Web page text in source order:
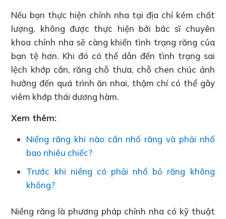
Nếu bạn thực hiện chỉnh nha tại địa chỉ kém chất
lượng, không được thực hiện bởi bác sĩ chuyên
khoa chỉnh nha sẽ càng khiến tình trạng răng của
bạn tệ hơn. Khi đó có thể dẫn đến tình trạng sai
lệch khớp cắn, răng chỗ thưa, chỗ chen chúc ảnh
hưởng đến quá trình ăn nhai, thậm chí có thể gây
viêm khớp thái dương hàm.
Xem thêm:
Niềng răng khi nào cần nhổ răng và phải nhổ
bao nhiêu chiếc?
Trước khi niềng có phải nhổ bỏ răng không
không?
Niềng răng là phương pháp chỉnh nha có kỹ thuật